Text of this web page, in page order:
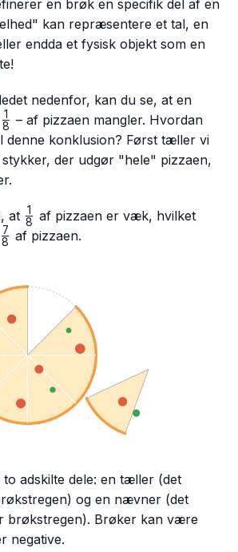
en brøk en specifik del af en
kan repræsentere et tal, en
endda et fysisk objekt som en
nedenfor, kan du se, at en
\frac{1}
{8}
8
1
– af pizzaen mangler. Hvordan
denne konklusion? Først tæller vi
stykker, der udgør "hele" pizzaen,
at \frac{1}
{8}
8
1
af pizzaen er væk, hvilket
\frac{7}
8
7 af pizzaen.
adskilte dele: en tæller (det
og en nævner (det
brøkstregen). Brøker kan være
negative.